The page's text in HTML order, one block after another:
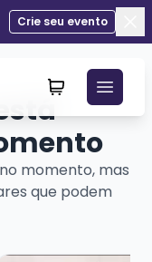
Crie seu evento
momento, mas
que podem